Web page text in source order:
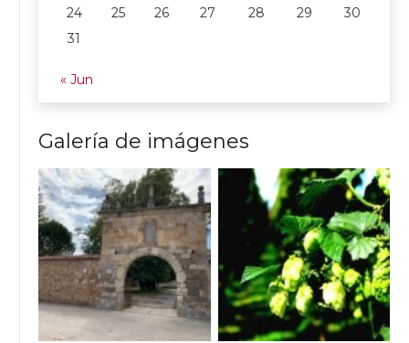
24
25 26 27 28 29
30
31
« Jun
Galería de imágenes